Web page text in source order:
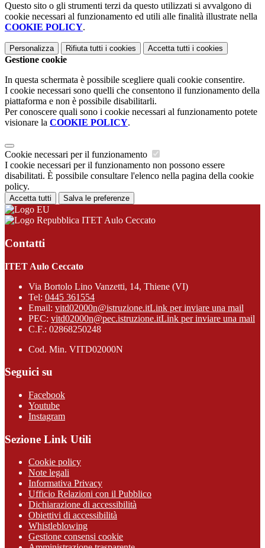
Questo sito o gli strumenti terzi da questo utilizzati si avvalgono di
cookie necessari al funzionamento ed utili alle finalità illustrate nella
COOKIE POLICY.
Personalizza Rifiuta tutti i cookies Accetta tutti i cookies
Gestione cookie
In questa schermata è possibile scegliere quali cookie consentire.
I cookie necessari sono quelli che consentono il funzionamento della
piattaforma e non è possibile disabilitarli.
Per conoscere quali sono i cookie necessari al funzionamento potete
visionare la COOKIE POLICY.
Cookie necessari per il funzionamento
I cookie necessari per il funzionamento non possono essere
disabilitati. È possibile consultare l'elenco nella pagina della cookie
policy.
Accetta tutti Salva le preferenze
ITET Aulo Ceccato
Contatti
ITET Aulo Ceccato
Via Bortolo Lino Vanzetti, 14, Thiene (VI)
Tel: 0445 361554
Email: vitd02000n@istruzione.itLink per inviare una mail
PEC: vitd02000n@pec.istruzione.itLink per inviare una mail
C.F.: 02868250248
Cod. Min. VITD02000N
Seguici su
Facebook
Youtube
Instagram
Sezione Link Utili
Cookie policy
Note legali
Informativa Privacy
Ufficio Relazioni con il Pubblico
Dichiarazione di accessibilità
Obiettivi di accessibilità
Whistleblowing
Gestione consensi cookie